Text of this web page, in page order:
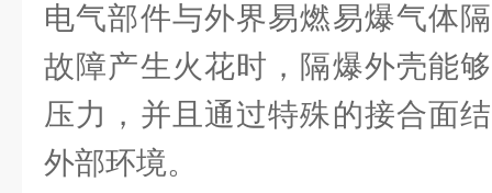
电气部件与外界易燃易爆气体
故障产生火花时，隔爆外壳能
压力，并且通过特殊的接合面
外部环境。